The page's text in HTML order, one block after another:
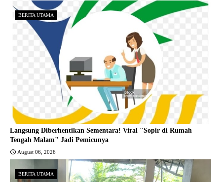
BERITA UTAMA
Langsung Diberhentikan Sementara! Viral "Sopir di Rumah
Tengah Malam" Jadi Pemicunya
August 06, 2026
BERITA UTAMA